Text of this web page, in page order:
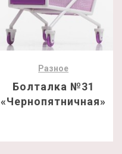
Разное
Болталка №31
«Чернопятничная»